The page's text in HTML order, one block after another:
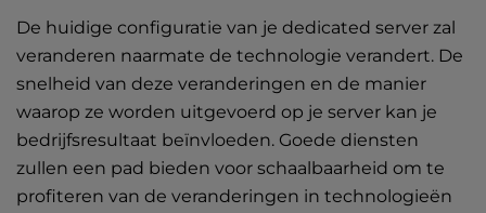
De huidige configuratie van je dedicated server zal
veranderen naarmate de technologie verandert. De
snelheid van deze veranderingen en de manier
waarop ze worden uitgevoerd op je server kan je
bedrijfsresultaat beïnvloeden. Goede diensten
zullen een pad bieden voor schaalbaarheid om te
profiteren van de veranderingen in technologieën